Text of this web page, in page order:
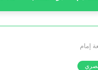
إمام